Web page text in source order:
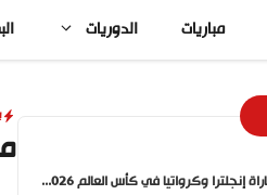
مباريات الدوريات
موعد مباراة إنجلترا وكرواتيا في كأس العالم 2026 والقنوات الناقلة